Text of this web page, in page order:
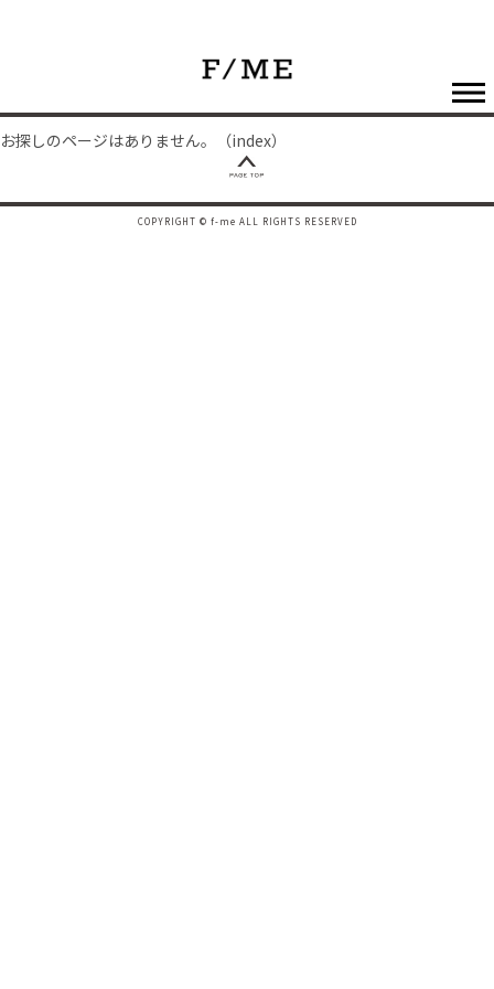
お探しのページはありません。（index）
COPYRIGHT © f-me ALL RIGHTS RESERVED